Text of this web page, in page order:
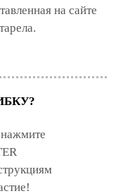
на сайте